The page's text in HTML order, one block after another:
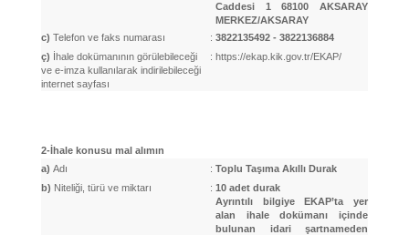
Caddesi 1 68100 AKSARAY
MERKEZ/AKSARAY
c) Telefon ve faks numarası : 3822135492 - 3822136884
ç) İhale dokümanının görülebileceği
ve e-imza kullanılarak indirilebileceği
internet sayfası
: https://ekap.kik.gov.tr/EKAP/
2-İhale konusu mal alımın
a) Adı : Toplu Taşıma Akıllı Durak
b) Niteliği, türü ve miktarı : 10 adet durak
Ayrıntılı bilgiye EKAP’ta yer
alan ihale dokümanı içinde
bulunan idari şartnameden